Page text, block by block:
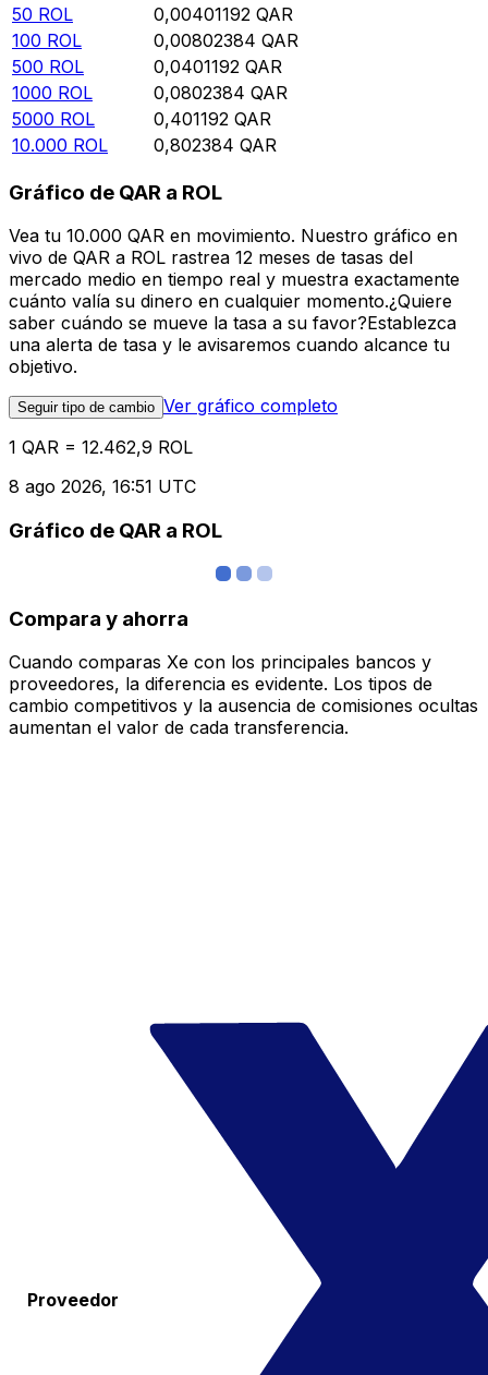
50 ROL 0,00401192 QAR
100 ROL 0,00802384 QAR
500 ROL 0,0401192 QAR
1000 ROL 0,0802384 QAR
5000 ROL 0,401192 QAR
10.000 ROL 0,802384 QAR
Gráfico de QAR a ROL
Vea tu 10.000 QAR en movimiento. Nuestro gráfico en
vivo de QAR a ROL rastrea 12 meses de tasas del
mercado medio en tiempo real y muestra exactamente
cuánto valía su dinero en cualquier momento.¿Quiere
saber cuándo se mueve la tasa a su favor?Establezca
una alerta de tasa y le avisaremos cuando alcance tu
objetivo.
Seguir tipo de cambio Ver gráfico completo
1 QAR = 12.462,9 ROL
8 ago 2026, 16:51 UTC
Gráfico de QAR a ROL
Compara y ahorra
Cuando comparas Xe con los principales bancos y
proveedores, la diferencia es evidente. Los tipos de
cambio competitivos y la ausencia de comisiones ocultas
aumentan el valor de cada transferencia.
Proveedor